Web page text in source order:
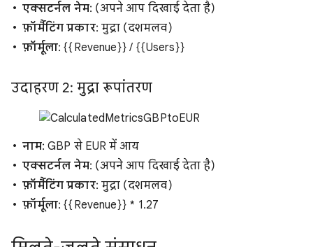
एक्सटर्नल नेम: (अपने आप दिखाई देता है)
फ़ॉर्मैटिंग प्रकार: मुद्रा (दशमलव)
फ़ॉर्मूला: {{Revenue}} / {{Users}}
उदाहरण 2: मुद्रा रूपांतरण
नाम: GBP से EUR में आय
एक्सटर्नल नेम: (अपने आप दिखाई देता है)
फ़ॉर्मैटिंग प्रकार: मुद्रा (दशमलव)
फ़ॉर्मूला: {{Revenue}} * 1.27